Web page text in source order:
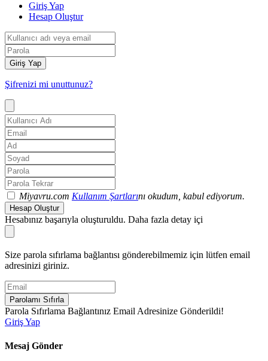
Giriş Yap
Hesap Oluştur
Giriş Yap
Şifrenizi mi unuttunuz?
Miyavru.com Kullanım Şartlarını okudum, kabul ediyorum.
Hesap Oluştur
Hesabınız başarıyla oluşturuldu. Daha fazla detay içi
Size parola sıfırlama bağlantısı gönderebilmemiz için lütfen email
adresinizi giriniz.
Parolamı Sıfırla
Parola Sıfırlama Bağlantınız Email Adresinize Gönderildi!
Giriş Yap
Mesaj Gönder